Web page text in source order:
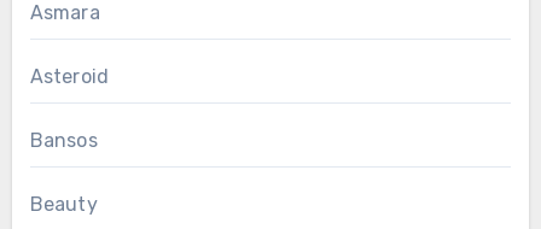
Asmara
Asteroid
Bansos
Beauty